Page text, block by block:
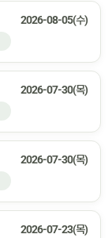
2026-08-05(수)
2026-07-30(목)
2026-07-30(목)
2026-07-23(목)